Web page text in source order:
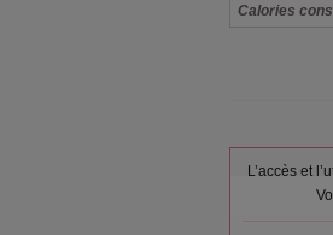
Calories
L’accès et